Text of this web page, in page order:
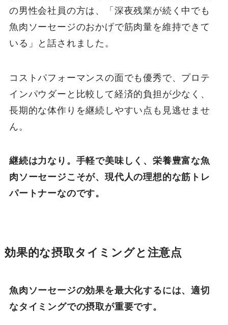
の男性会社員の方は、「深夜残業が続く中でも
魚肉ソーセージのおかげで筋肉量を維持できて
いる」と話されました。
コストパフォーマンスの面でも優秀で、プロテ
インパウダーと比較して経済的負担が少なく、
長期的な体作りを継続しやすい点も見逃せませ
ん。
継続は力なり。手軽で美味しく、栄養豊富な魚
肉ソーセージこそが、現代人の理想的な筋トレ
パートナーなのです。
効果的な摂取タイミングと注意点
魚肉ソーセージの効果を最大化するには、適切
なタイミングでの摂取が重要です。